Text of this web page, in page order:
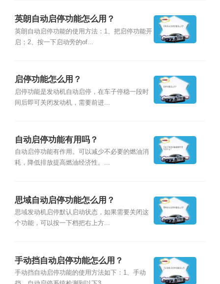
英朗自动启停功能怎么用？
英朗自动启停功能的使用方法：1、把启停功能开
启；2、按一下启动旁的of...
启停功能怎么用？
启停功能是发动机自动启停，在车子停稳一段时
间后即可关闭发动机，需要前进...
自动启停功能有用吗？
自动启停功能有作用。可以减少不必要的燃油消
耗，降低排放提高燃油经济性。...
思域自动启停功能怎么用？
思域发动机启停默认启动状态，如果需要关闭这
个功能，可以按一下档把右上方...
手动挡自动启停功能怎么用？
手动挡自动启停功能的使用方法如下：1、手动